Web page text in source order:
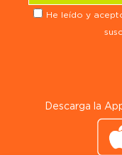
He leído y
Descarga la